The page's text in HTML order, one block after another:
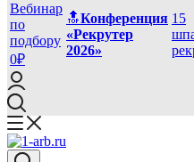
Вебинар
по
подбору
0₽
🔝Конференция
«Рекрутер
2026»
15